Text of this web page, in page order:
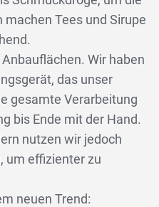
machen Tees und Sirupe
Wir haben
das unser
gesamte Verarbeitung
bis Ende mit der Hand.
nutzen wir jedoch
um effizienter zu
neuen Trend: